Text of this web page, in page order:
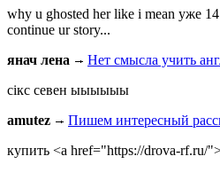
why u ghosted her like i mean уже
continue ur story...
янач лена
Нет смысла учить
сiкс севен ыыыыыы
amutez
Пишем интересный
купить <a href="https://drova-rf.ru/